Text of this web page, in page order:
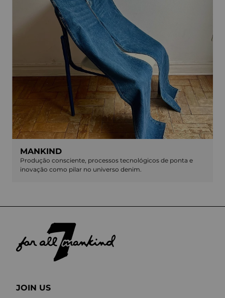
MANKIND
Produção consciente, processos tecnológicos de ponta e
inovação como pilar no universo denim.
JOIN US